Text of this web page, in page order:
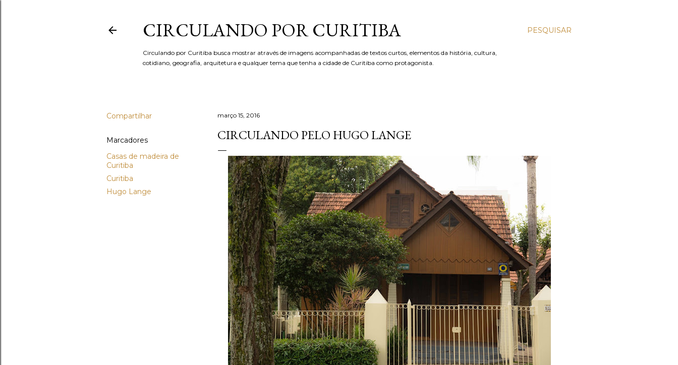
PESQUISAR
CIRCULANDO POR CURITIBA
Circulando por Curitiba busca mostrar através de imagens acompanhadas de textos curtos, elementos da história, cultura,
cotidiano, geografia, arquitetura e qualquer tema que tenha a cidade de Curitiba como protagonista.
Compartilhar
Marcadores
Casas de madeira de
Curitiba
Curitiba
Hugo Lange
março 15, 2016
CIRCULANDO PELO HUGO LANGE